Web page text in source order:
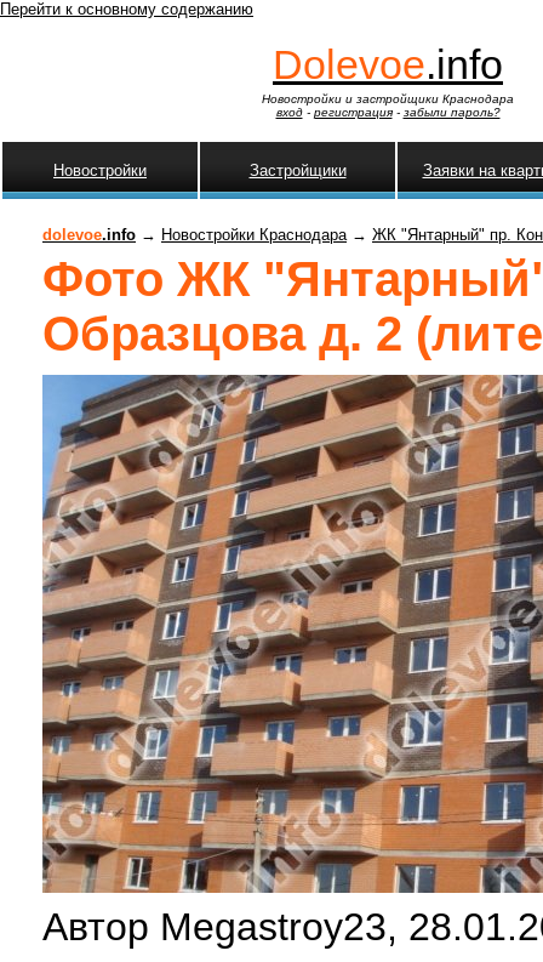
Перейти к основному содержанию
Dolevoe.info
Новостройки и застройщики Краснодара
вход- регистрация- забыли пароль?
Новостройки Застройщики Заявки на
dolevoe.info → Новостройки Краснодара→ ЖК "Янтарный" пр.
Фото ЖК
Образцова д. 2
Автор Megastroy23,